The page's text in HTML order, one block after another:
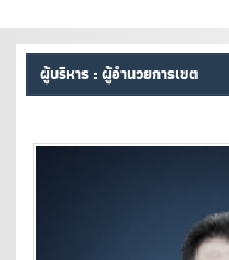
ผู้บริหาร : ผู้อำนวยการเขต